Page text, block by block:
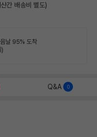
간 배송비 별도)
날 95% 도착
)
Q&A 0